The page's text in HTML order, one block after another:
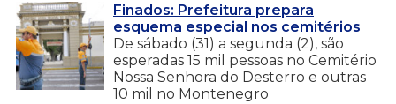
Finados: Prefeitura prepara
esquema especial nos cemitérios
De sábado (31) a segunda (2), são
esperadas 15 mil pessoas no Cemitério
Nossa Senhora do Desterro e outras
10 mil no Montenegro